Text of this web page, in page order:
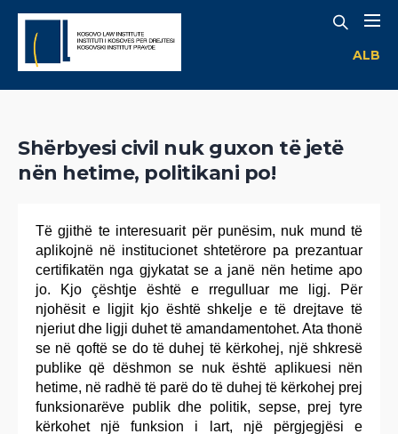
ALB
Shërbyesi civil nuk guxon të jetë
nën hetime, politikani po!
Të gjithë te interesuarit për punësim, nuk mund të
aplikojnë në institucionet shtetërore pa prezantuar
certifikatën nga gjykatat se a janë nën hetime apo
jo. Kjo çështje është e rregulluar me ligj. Për
njohësit e ligjit kjo është shkelje e të drejtave të
njeriut dhe ligji duhet të amandamentohet. Ata thonë
se në qoftë se do të duhej të kërkohej, një shkresë
publike që dëshmon se nuk është aplikuesi nën
hetime, në radhë të parë do të duhej të kërkohej prej
funksionarëve publik dhe politik, sepse, prej tyre
kërkohet një funksion i lart, një përgjegjësi e